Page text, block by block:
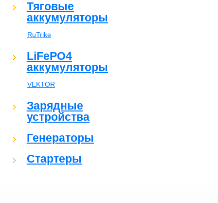
Тяговые
аккумуляторы
RuTrike
LiFePO4
аккумуляторы
VEKTOR
Зарядные
устройства
Генераторы
Стартеры